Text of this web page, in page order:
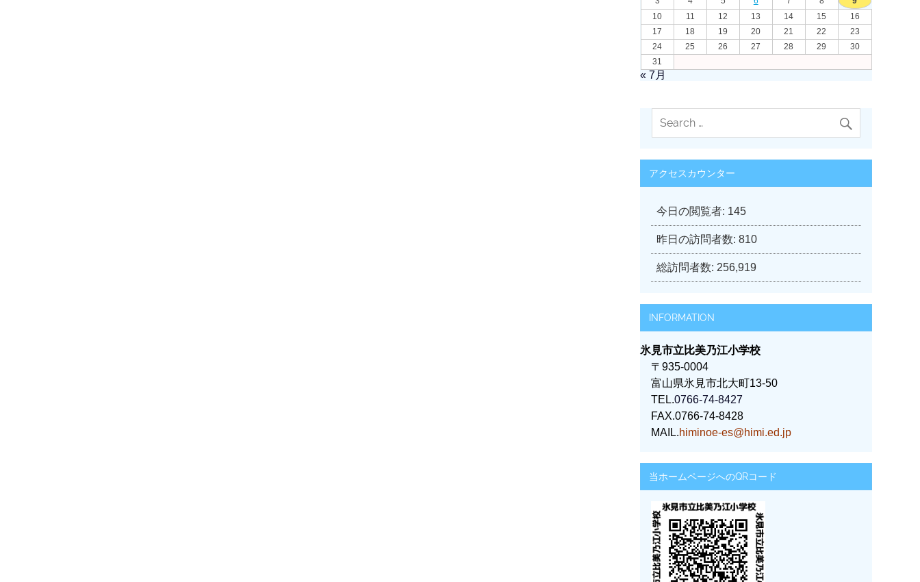
10
11 12 13 14 15
16
17
18 19 20 21 22
23
24
25 26 27 28 29
30
31
« 7月
アクセスカウンター
今日の閲覧者: 145
昨日の訪問者数:810
総訪問者数: 256,919
INFORMATION
氷見市立比美乃江小学校
〒935-0004
富山県氷見市北大町13-50
TEL.0766-74-8427
FAX.0766-74-8428
MAIL.himinoe-es@himi.ed.jp
当ホームページへのQRコード